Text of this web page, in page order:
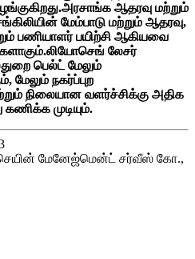
ஆதரவு மற்றும்
மேம்பாடு மற்றும் ஆதரவு,
பணியாளர் பயிற்சி ஆகியவை
லேசர்
பெல்ட் மேலும்
மேலும் நகர்ப்புற
நிலையான வளர்ச்சிக்கு அதிக
முடியும்.
செயின் மேனேஜ்மென்ட் சர்வீஸ் கோ.,